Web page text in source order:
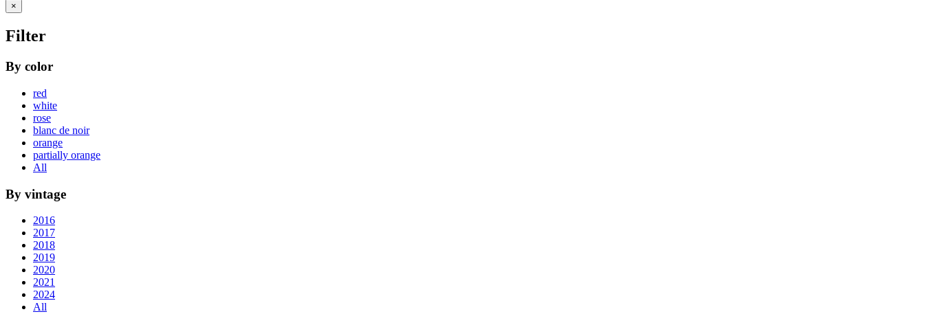
×
Filter
By color
red
white
rose
blanc de noir
orange
partially orange
All
By vintage
2016
2017
2018
2019
2020
2021
2024
All